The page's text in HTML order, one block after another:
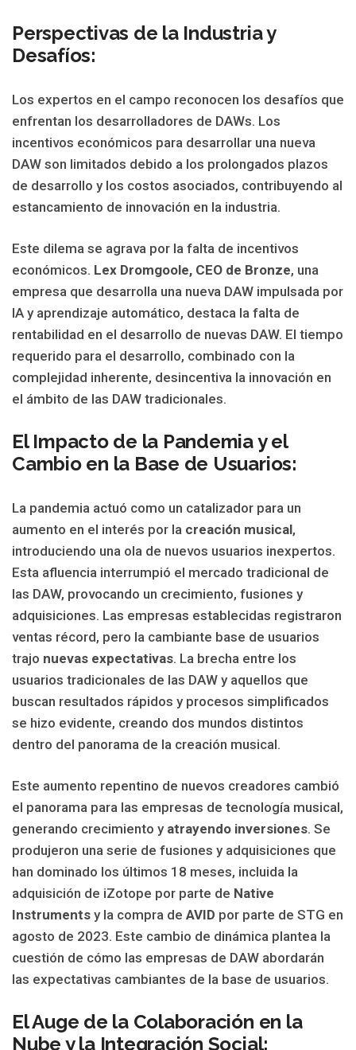
Perspectivas de la Industria y
Desafíos:
Los expertos en el campo reconocen los desafíos que
enfrentan los desarrolladores de DAWs. Los
incentivos económicos para desarrollar una nueva
DAW son limitados debido a los prolongados plazos
de desarrollo y los costos asociados, contribuyendo al
estancamiento de innovación en la industria.
Este dilema se agrava por la falta de incentivos
económicos. Lex Dromgoole, CEO de Bronze, una
empresa que desarrolla una nueva DAW impulsada por
IA y aprendizaje automático, destaca la falta de
rentabilidad en el desarrollo de nuevas DAW. El tiempo
requerido para el desarrollo, combinado con la
complejidad inherente, desincentiva la innovación en
el ámbito de las DAW tradicionales.
El Impacto de la Pandemia y el
Cambio en la Base de Usuarios:
La pandemia actuó como un catalizador para un
aumento en el interés por la creación musical,
introduciendo una ola de nuevos usuarios inexpertos.
Esta afluencia interrumpió el mercado tradicional de
las DAW, provocando un crecimiento, fusiones y
adquisiciones. Las empresas establecidas registraron
ventas récord, pero la cambiante base de usuarios
trajo nuevas expectativas. La brecha entre los
usuarios tradicionales de las DAW y aquellos que
buscan resultados rápidos y procesos simplificados
se hizo evidente, creando dos mundos distintos
dentro del panorama de la creación musical.
Este aumento repentino de nuevos creadores cambió
el panorama para las empresas de tecnología musical,
generando crecimiento y atrayendo inversiones. Se
produjeron una serie de fusiones y adquisiciones que
han dominado los últimos 18 meses, incluida la
adquisición de iZotope por parte de Native
Instruments y la compra de AVID por parte de STG en
agosto de 2023. Este cambio de dinámica plantea la
cuestión de cómo las empresas de DAW abordarán
las expectativas cambiantes de la base de usuarios.
El Auge de la Colaboración en la
Nube y la Integración Social: